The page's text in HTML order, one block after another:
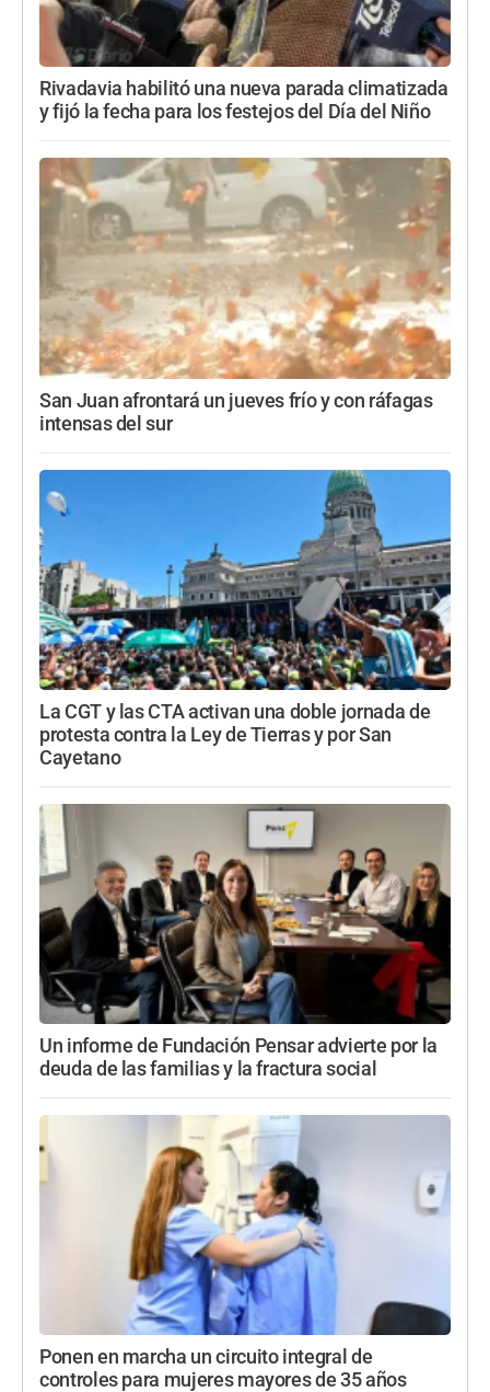
Rivadavia habilitó una nueva parada climatizada
y fijó la fecha para los festejos del Día del Niño
San Juan afrontará un jueves frío y con ráfagas
intensas del sur
La CGT y las CTA activan una doble jornada de
protesta contra la Ley de Tierras y por San
Cayetano
Un informe de Fundación Pensar advierte por la
deuda de las familias y la fractura social
Ponen en marcha un circuito integral de
controles para mujeres mayores de 35 años